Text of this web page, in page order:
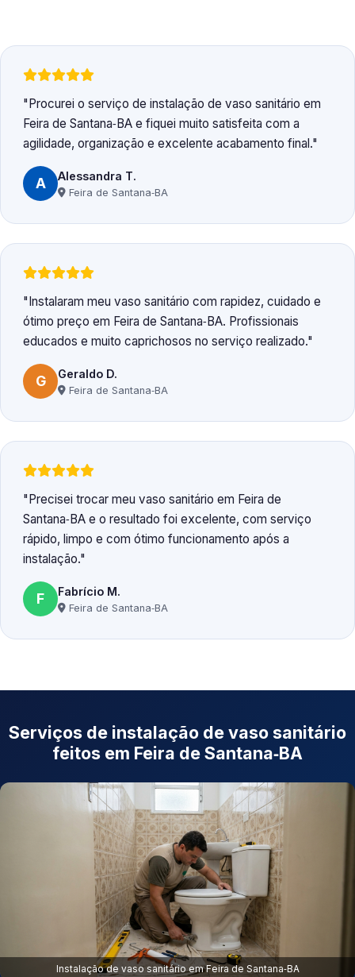
Procurei o serviço de instalação de vaso sanitário em
Feira de Santana‑BA e fiquei muito satisfeita com a
agilidade, organização e excelente acabamento final.
A Alessandra T.
Feira de Santana‑BA
Instalaram meu vaso sanitário com rapidez, cuidado e
ótimo preço em Feira de Santana‑BA. Profissionais
educados e muito caprichosos no serviço realizado.
G Geraldo D.
Feira de Santana‑BA
Precisei trocar meu vaso sanitário em Feira de
Santana‑BA e o resultado foi excelente, com serviço
rápido, limpo e com ótimo funcionamento após a
instalação.
F Fabrício M.
Feira de Santana‑BA
Serviços de instalação de vaso sanitário
feitos em Feira de Santana‑BA
Instalação de vaso sanitário em Feira de Santana‑BA